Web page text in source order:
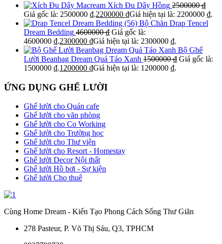
Xích Đu Dây Hồng 2500000₫
Giá gốc là: 2500000 ₫.2200000 ₫Giá hiện tại là: 2200000 ₫.
Bộ Chăn Drap Tencel
Dream Bedding 4600000₫ Giá gốc là:
4600000 ₫.2300000 ₫Giá hiện tại là: 2300000 ₫.
Bộ Ghế
Lười Beanbag Dream Quả Táo Xanh 1500000₫ Giá gốc là:
1500000 ₫.1200000 ₫Giá hiện tại là: 1200000 ₫.
ỨNG DỤNG GHẾ LƯỜI
Ghế lười cho Quán cafe
Ghế lười cho văn phòng
Ghế lười cho Co Working
Ghế lười cho Trường học
Ghế lười cho Thư viện
Ghế lười cho Resort - Homestay
Ghế lười Decor Nội thất
Ghế lười Hồ bơi - Sự kiện
Ghế lười Cho thuê
Cùng Home Dream - Kiến Tạo Phong Cách Sống Thư Giãn
278 Pasteur, P. Võ Thị Sáu, Q3, TPHCM